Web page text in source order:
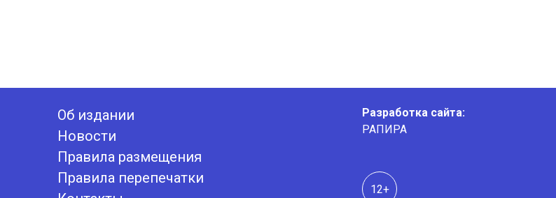
Об издании
Новости
Правила размещения
Правила перепечатки
Разработка сайта:
РАПИРА
12+